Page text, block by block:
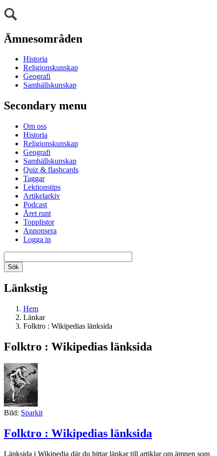
Ämnesområden
Historia
Religionskunskap
Geografi
Samhällskunskap
Secondary menu
Om oss
Historia
Religionskunskap
Geografi
Samhällskunskap
Quiz & flashcards
Taggar
Lektionstips
Artikelarkiv
Podcast
Året runt
Topplistor
Annonsera
Logga in
Länkstig
Hem
Länkar
Folktro : Wikipedias länksida
Folktro : Wikipedias länksida
Bild: Sparkit
Folktro : Wikipedias länksida
Länksida i Wikipedia där du hittar länkar till artiklar om ämnen som